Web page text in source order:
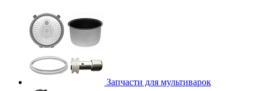
Запчасти для мультиварок